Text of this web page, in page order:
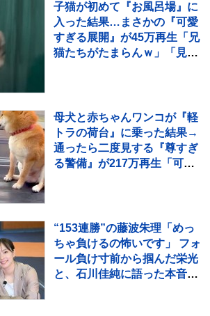
子猫が初めて『お風呂場』に
入った結果…まさかの『可愛
すぎる展開』が45万再生「兄
猫たちがたまらんｗ」「見守
母犬と赤ちゃんワンコが『軽
トラの荷台』に乗った結果→
通ったら二度見する『尊すぎ
る警備』が217万再生「可愛
“153連勝”の藤波朱理「めっ
ちゃ負けるの怖いです」 フォ
ール負け寸前から掴んだ栄光
と、石川佳純に語った本音